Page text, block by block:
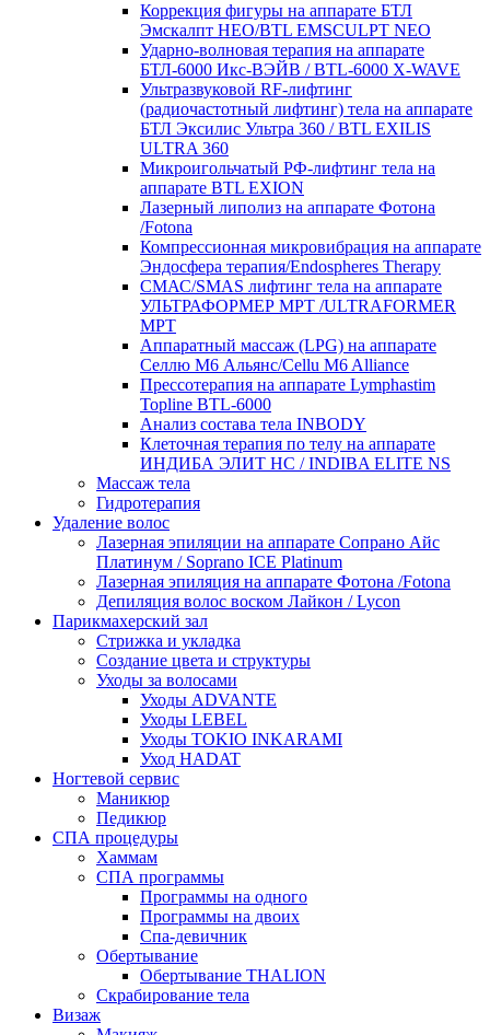
Коррекция фигуры на аппарате БТЛ
Эмскалпт НЕО/BTL EMSCULPT NEO
Ударно-волновая терапия на аппарате
БТЛ-6000 Икс-ВЭЙВ / BTL-6000 X-WAVE
Ультразвуковой RF‑лифтинг
(радиочастотный лифтинг) тела на аппарате
БТЛ Эксилис Ультра 360 / BTL EXILIS
ULTRA 360
Микроигольчатый РФ-лифтинг тела на
аппарате BTL EXION
Лазерный липолиз на аппарате Фотона
/Fotona
Компрессионная микровибрация на аппарате
Эндосфера терапия/Endospheres Therapy
СМАС/SMAS лифтинг тела на аппарате
УЛЬТРАФОРМЕР MPT /ULTRAFORMER
MPT
Аппаратный массаж (LPG) на аппарате
Селлю М6 Альянс/Cellu M6 Alliance
Прессотерапия на аппарате Lymphastim
Topline BTL-6000
Анализ состава тела INBODY
Клеточная терапия по телу на аппарате
ИНДИБА ЭЛИТ НС / INDIBA ELITE NS
Массаж тела
Гидротерапия
Удаление волос
Лазерная эпиляции на аппарате Сопрано Айс
Платинум / Soprano ICE Platinum
Лазерная эпиляция на аппарате Фотона /Fotona
Депиляция волос воском Лайкон / Lycon
Парикмахерский зал
Стрижка и укладка
Создание цвета и структуры
Уходы за волосами
Уходы ADVANTE
Уходы LEBEL
Уходы TOKIO INKARAMI
Уход HADAT
Ногтевой сервис
Маникюр
Педикюр
СПА процедуры
Хаммам
СПА программы
Программы на одного
Программы на двоих
Спа-девичник
Обертывание
Обертывание THALION
Скрабирование тела
Визаж